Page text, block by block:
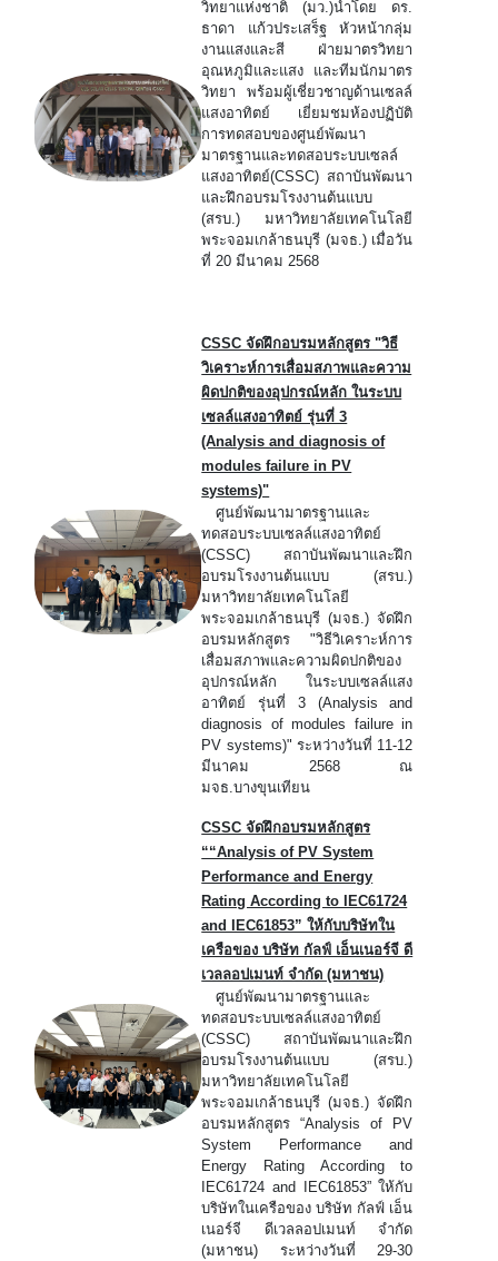
วิทยาแห่งชาติ (มว.)นำโดย ดร.
ธาดา แก้วประเสร็ฐ หัวหน้ากลุ่ม
งานแสงและสี ฝ่ายมาตรวิทยา
อุณหภูมิและแสง และทีมนักมาตร
วิทยา พร้อมผู้เชี่ยวชาญด้านเซลล์
แสงอาทิตย์ เยี่ยมชมห้องปฏิบัติ
การทดสอบของศูนย์พัฒนา
มาตรฐานและทดสอบระบบเซลล์
แสงอาทิตย์(CSSC) สถาบันพัฒนา
และฝึกอบรมโรงงานต้นแบบ
(สรบ.) มหาวิทยาลัยเทคโนโลยี
พระจอมเกล้าธนบุรี (มจธ.) เมื่อวัน
ที่ 20 มีนาคม 2568
CSSC จัดฝึกอบรมหลักสูตร "วิธี
วิเคราะห์การเสื่อมสภาพและความ
ผิดปกติของอุปกรณ์หลัก ในระบบ
เซลล์แสงอาทิตย์ รุ่นที่ 3
(Analysis and diagnosis of
modules failure in PV
systems)"
ศูนย์พัฒนามาตรฐานและ
ทดสอบระบบเซลล์แสงอาทิตย์
(CSSC) สถาบันพัฒนาและฝึก
อบรมโรงงานต้นแบบ (สรบ.)
มหาวิทยาลัยเทคโนโลยี
พระจอมเกล้าธนบุรี (มจธ.) จัดฝึก
อบรมหลักสูตร "วิธีวิเคราะห์การ
เสื่อมสภาพและความผิดปกติของ
อุปกรณ์หลัก ในระบบเซลล์แสง
อาทิตย์ รุ่นที่ 3 (Analysis and
diagnosis of modules failure in
PV systems)" ระหว่างวันที่ 11-12
มีนาคม 2568 ณ
มจธ.บางขุนเทียน
CSSC จัดฝึกอบรมหลักสูตร
““Analysis of PV System
Performance and Energy
Rating According to IEC61724
and IEC61853” ให้กับบริษัทใน
เครือของ บริษัท กัลฟ์ เอ็นเนอร์จี ดี
เวลลอปเมนท์ จำกัด (มหาชน)
ศูนย์พัฒนามาตรฐานและ
ทดสอบระบบเซลล์แสงอาทิตย์
(CSSC) สถาบันพัฒนาและฝึก
อบรมโรงงานต้นแบบ (สรบ.)
มหาวิทยาลัยเทคโนโลยี
พระจอมเกล้าธนบุรี (มจธ.) จัดฝึก
อบรมหลักสูตร “Analysis of PV
System Performance and
Energy Rating According to
IEC61724 and IEC61853” ให้กับ
บริษัทในเครือของ บริษัท กัลฟ์ เอ็น
เนอร์จี ดีเวลลอปเมนท์ จำกัด
(มหาชน) ระหว่างวันที่ 29-30